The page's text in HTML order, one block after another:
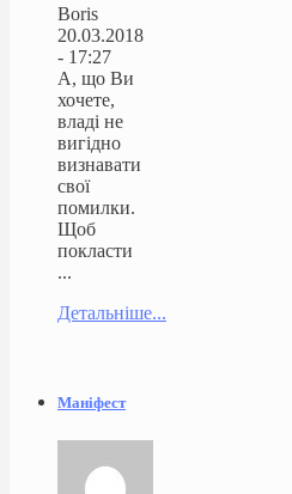
Boris
20.03.2018
- 17:27
А, що Ви
хочете,
владі не
вигідно
визнавати
свої
помилки.
Щоб
покласти
...
Детальніше...
Маніфест